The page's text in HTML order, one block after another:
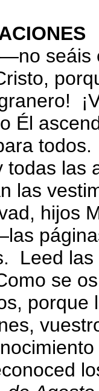
seáis
Él
las
las
hijos
Leed
se